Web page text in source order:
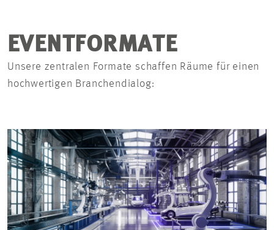
EVENTFORMATE
Unsere zentralen Formate schaffen Räume für einen
hochwertigen Branchendialog: